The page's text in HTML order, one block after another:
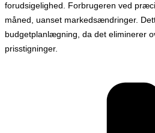
forudsigelighed. Forbrugeren ved
måned, uanset markedsændringer.
budgetplanlægning, da det eliminerer
prisstigninger.